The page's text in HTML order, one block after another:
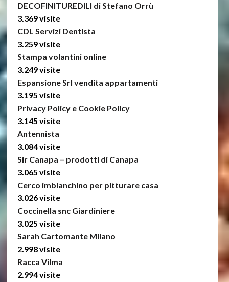
DECOFINITUREDILI di Stefano Orrù
3.369 visite
CDL Servizi Dentista
3.259 visite
Stampa volantini online
3.249 visite
Espansione Srl vendita appartamenti
3.195 visite
Privacy Policy e Cookie Policy
3.145 visite
Antennista
3.084 visite
Sir Canapa – prodotti di Canapa
3.065 visite
Cerco imbianchino per pitturare casa
3.026 visite
Coccinella snc Giardiniere
3.025 visite
Sarah Cartomante Milano
2.998 visite
Racca Vilma
2.994 visite